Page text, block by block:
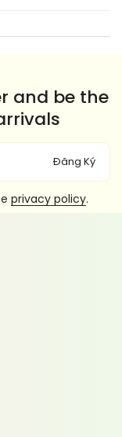
and be the
Đăng Ký
privacy policy.